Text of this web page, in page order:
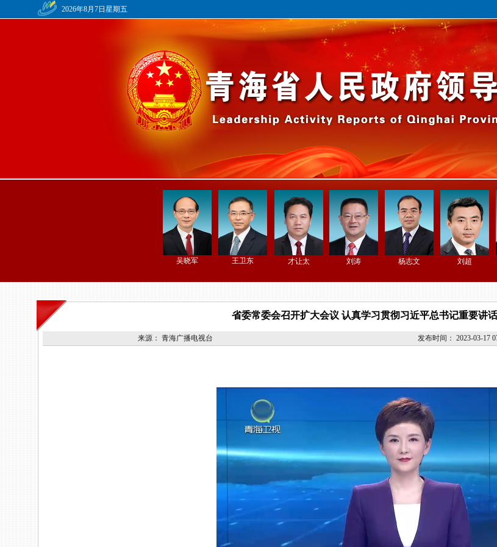
2026年8月7日星期五
吴晓军 王卫东 才让太 刘涛 杨志文 刘超
省委常委会召开扩大会议 认真学习贯彻习近平总书记重要讲
来源： 青海广播电视台 发布时间： 2023-03-17